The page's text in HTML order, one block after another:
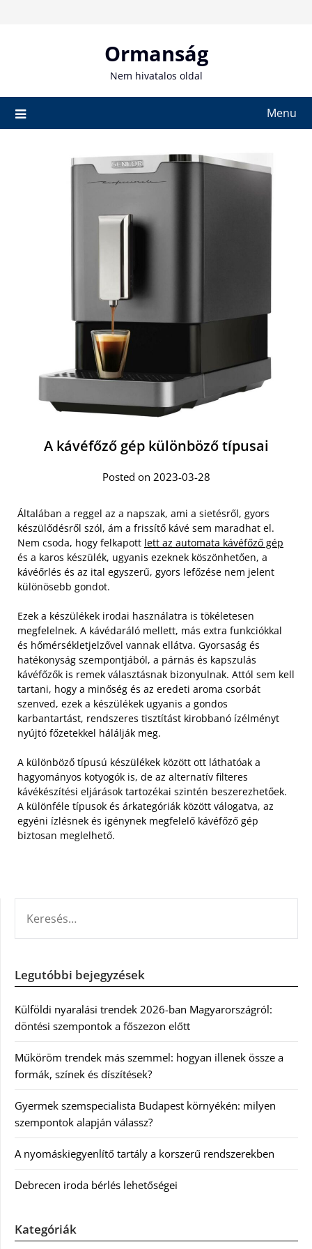
Ormanság
Nem hivatalos oldal
Menu
A kávéfőző gép különböző típusai
Posted on 2023-03-28
Általában a reggel az a napszak, ami a sietésről, gyors
készülődésről szól, ám a frissítő kávé sem maradhat el.
Nem csoda, hogy felkapott lett az automata kávéfőző gép
és a karos készülék, ugyanis ezeknek köszönhetően, a
kávéőrlés és az ital egyszerű, gyors lefőzése nem jelent
különösebb gondot.
Ezek a készülékek irodai használatra is tökéletesen
megfelelnek. A kávédaráló mellett, más extra funkciókkal
és hőmérsékletjelzővel vannak ellátva. Gyorsaság és
hatékonyság szempontjából, a párnás és kapszulás
kávéfőzők is remek választásnak bizonyulnak. Attól sem kell
tartani, hogy a minőség és az eredeti aroma csorbát
szenved, ezek a készülékek ugyanis a gondos
karbantartást, rendszeres tisztítást kirobbanó ízélményt
nyújtó főzetekkel hálálják meg.
A különböző típusú készülékek között ott láthatóak a
hagyományos kotyogók is, de az alternatív filteres
kávékészítési eljárások tartozékai szintén beszerezhetőek.
A különféle típusok és árkategóriák között válogatva, az
egyéni ízlésnek és igénynek megfelelő kávéfőző gép
biztosan meglelhető.
Legutóbbi bejegyzések
Külföldi nyaralási trendek 2026-ban Magyarországról:
döntési szempontok a főszezon előtt
Műköröm trendek más szemmel: hogyan illenek össze a
formák, színek és díszítések?
Gyermek szemspecialista Budapest környékén: milyen
szempontok alapján válassz?
A nyomáskiegyenlítő tartály a korszerű rendszerekben
Debrecen iroda bérlés lehetőségei
Kategóriák